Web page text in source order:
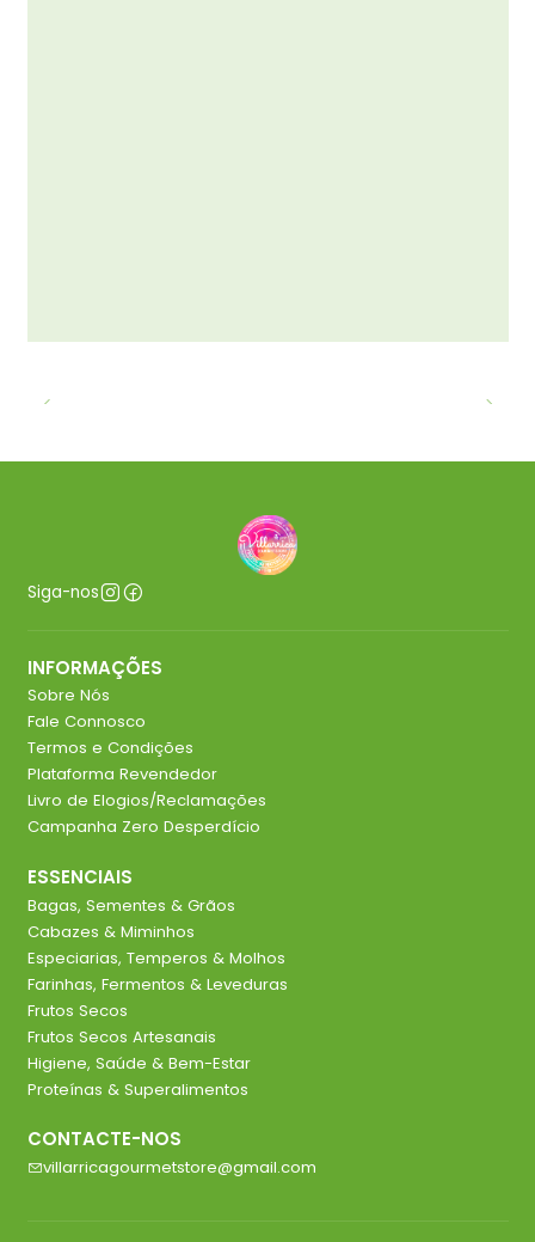
Siga-nos
INFORMAÇÕES
Sobre Nós
Fale Connosco
Termos e Condições
Plataforma Revendedor
Livro de Elogios/Reclamações
Campanha Zero Desperdício
ESSENCIAIS
Bagas, Sementes & Grãos
Cabazes & Miminhos
Especiarias, Temperos & Molhos
Farinhas, Fermentos & Leveduras
Frutos Secos
Frutos Secos Artesanais
Higiene, Saúde & Bem-Estar
Proteínas & Superalimentos
CONTACTE-NOS
villarricagourmetstore@gmail.com